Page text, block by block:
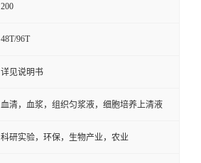
200
48T/96T
详见说明书
血清，血浆，组织匀浆液，细胞培养上清液
科研实验，环保，生物产业，农业